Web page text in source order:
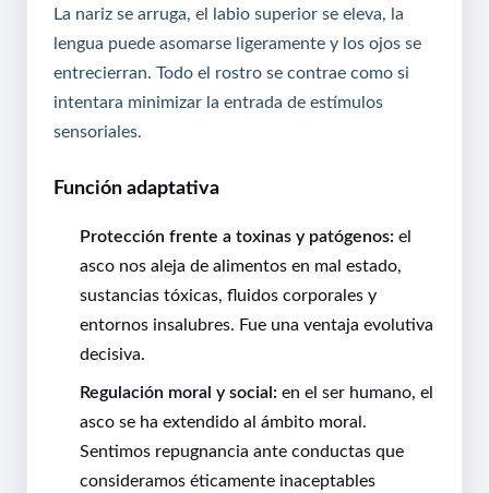
La nariz se arruga, el labio superior se eleva, la
lengua puede asomarse ligeramente y los ojos se
entrecierran. Todo el rostro se contrae como si
intentara minimizar la entrada de estímulos
sensoriales.
Función adaptativa
Protección frente a toxinas y patógenos: el
asco nos aleja de alimentos en mal estado,
sustancias tóxicas, fluidos corporales y
entornos insalubres. Fue una ventaja evolutiva
decisiva.
Regulación moral y social: en el ser humano, el
asco se ha extendido al ámbito moral.
Sentimos repugnancia ante conductas que
consideramos éticamente inaceptables